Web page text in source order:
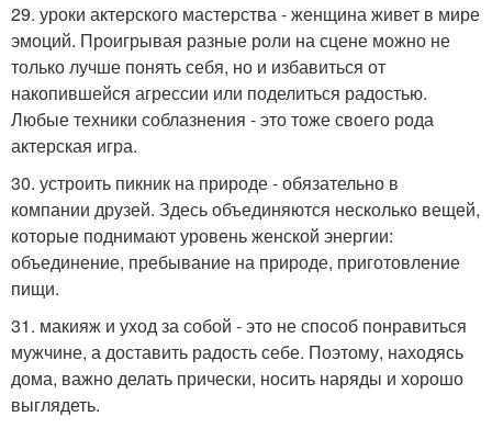
29. уроки актерского мастерства - женщина живет в мире
эмоций. Проигрывая разные роли на сцене можно не
только лучше понять себя, но и избавиться от
накопившейся агрессии или поделиться радостью.
Любые техники соблазнения - это тоже своего рода
актерская игра.
30. устроить пикник на природе - обязательно в
компании друзей. Здесь объединяются несколько вещей,
которые поднимают уровень женской энергии:
объединение, пребывание на природе, приготовление
пищи.
31. макияж и уход за собой - это не способ понравиться
мужчине, а доставить радость себе. Поэтому, находясь
дома, важно делать прически, носить наряды и хорошо
выглядеть.